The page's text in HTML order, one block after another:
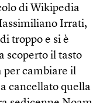
di Wikipedia
Irrati,
troppo e si è
scoperto il tasto
per cambiare il
cancellato quella